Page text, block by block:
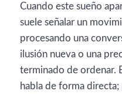
Cuando este sueño
suele señalar un
procesando una
ilusión nueva o una
terminado de ordenar.
habla de forma directa;